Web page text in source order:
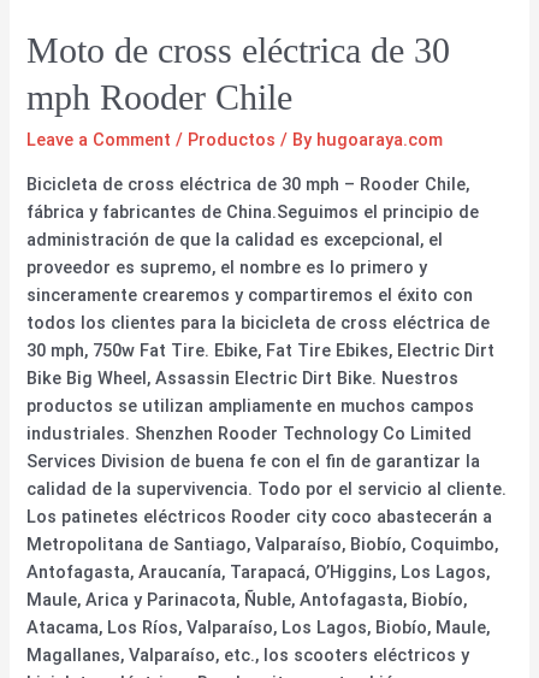
Moto de cross eléctrica de 30
mph Rooder Chile
Leave a Comment / Productos / By hugoaraya.com
Bicicleta de cross eléctrica de 30 mph – Rooder Chile,
fábrica y fabricantes de China.Seguimos el principio de
administración de que la calidad es excepcional, el
proveedor es supremo, el nombre es lo primero y
sinceramente crearemos y compartiremos el éxito con
todos los clientes para la bicicleta de cross eléctrica de
30 mph, 750w Fat Tire. Ebike, Fat Tire Ebikes, Electric Dirt
Bike Big Wheel, Assassin Electric Dirt Bike. Nuestros
productos se utilizan ampliamente en muchos campos
industriales. Shenzhen Rooder Technology Co Limited
Services Division de buena fe con el fin de garantizar la
calidad de la supervivencia. Todo por el servicio al cliente.
Los patinetes eléctricos Rooder city coco abastecerán a
Metropolitana de Santiago, Valparaíso, Biobío, Coquimbo,
Antofagasta, Araucanía, Tarapacá, O’Higgins, Los Lagos,
Maule, Arica y Parinacota, Ñuble, Antofagasta, Biobío,
Atacama, Los Ríos, Valparaíso, Los Lagos, Biobío, Maule,
Magallanes, Valparaíso, etc., los scooters eléctricos y